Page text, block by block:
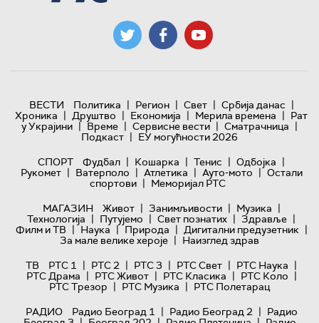
ВЕСТИ Политика | Регион | Свет | Србија данас |
Хроника | Друштво | Економија | Мерила времена | Рат
у Украјини | Време | Сервисне вести | Сматрачница |
Подкаст | ЕУ могућности 2026
СПОРТ
Фудбал | Кошарка | Тенис | Одбојка |
Рукомет | Ватерполо | Атлетика | Ауто-мото | Остали
спортови | Меморијал РТС
МАГАЗИН
Живот | Занимљивости | Музика |
Технологијa | Путујемо | Свет познатих | Здравље |
Филм и ТВ | Наука | Природа | Дигитални предузетник |
За мале велике хероје | Наизглед здрав
ТВ
РТС 1 | РТС 2 | РТС 3 | РТС Свет | РТС Наука |
РТС Драма | РТС Живот | РТС Класика | РТС Коло |
РТС Трезор | РТС Музика | РТС Полетарац
РАДИО
Радио Београд 1 | Радио Београд 2 | Радио